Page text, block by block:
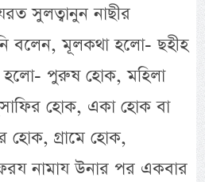
সুলত্বানুন নাছীর
বলেন, মূলকথা হলো- ছহীহ
হলো- পুরুষ হোক, মহিলা
হোক, একা হোক বা
হোক, গ্রামে হোক,
নামায উনার পর একবার